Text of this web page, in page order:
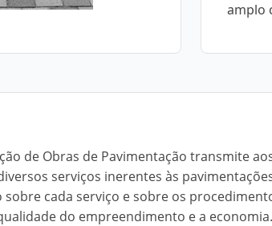
amplo
de Obras de Pavimentação transmite
serviços inerentes às
cada serviço e sobre os
do empreendimento e a